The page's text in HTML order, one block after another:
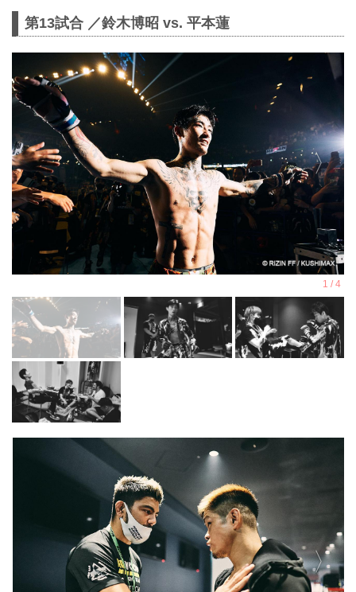
第13試合 ／鈴木博昭 vs. 平本蓮